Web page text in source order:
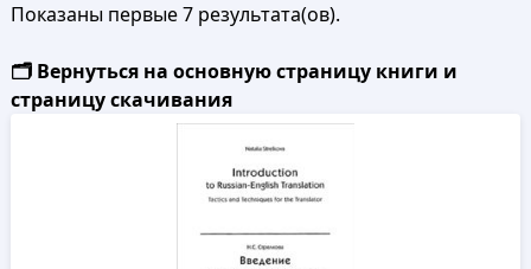
Показаны первые 7 результата(ов).
🗂️ Вернуться на основную страницу книги и
страницу скачивания